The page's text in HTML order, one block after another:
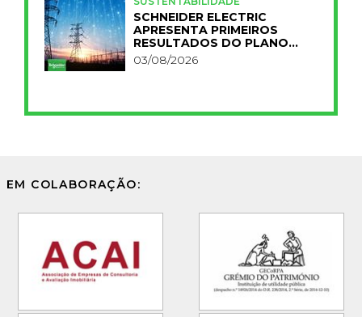
SCHNEIDER ELECTRIC
APRESENTA PRIMEIROS
RESULTADOS DO PLANO
IMPACT 2030
03/08/2026
EM COLABORAÇÃO: